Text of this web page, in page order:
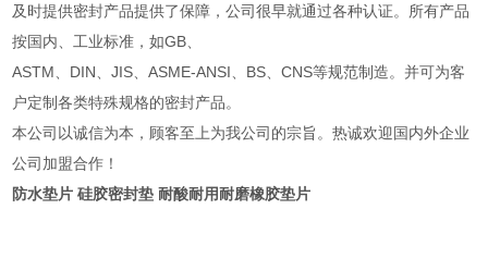
及时提供密封产品提供了保障，公司很早就通过各种认证。所有产品
按国内、工业标准，如GB、
ASTM、DIN、JIS、ASME-ANSI、BS、CNS等规范制造。并可为客
户定制各类特殊规格的密封产品。
本公司以诚信为本，顾客至上为我公司的宗旨。热诚欢迎国内外企业
公司加盟合作！
防水垫片 硅胶密封垫 耐酸耐用耐磨橡胶垫片